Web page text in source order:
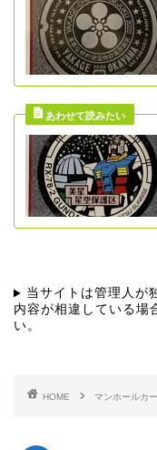
当サイトは管理人が
内容が相違している場
い。
HOME マンホールカ